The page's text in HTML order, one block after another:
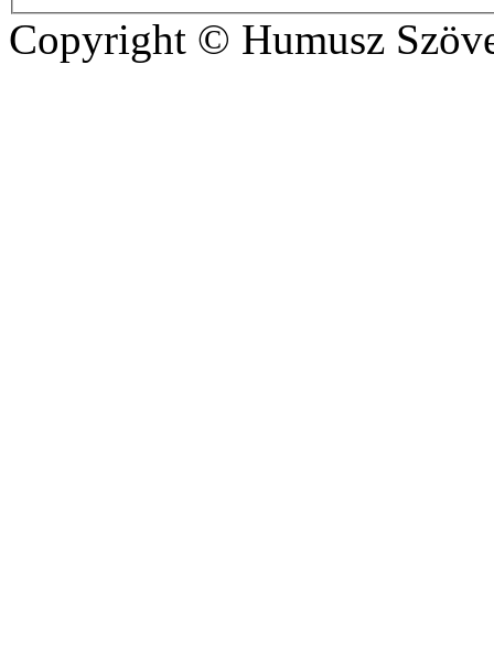
Copyright © Humusz